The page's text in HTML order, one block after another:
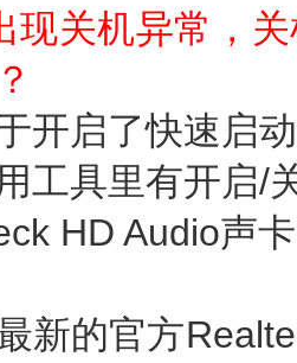
现关机异常，
启了快速启动
工具里有开启/
HD Audio声卡
的官方